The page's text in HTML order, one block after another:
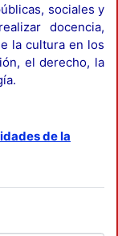
sociales y
docencia,
la cultura en los
el derecho, la
de la